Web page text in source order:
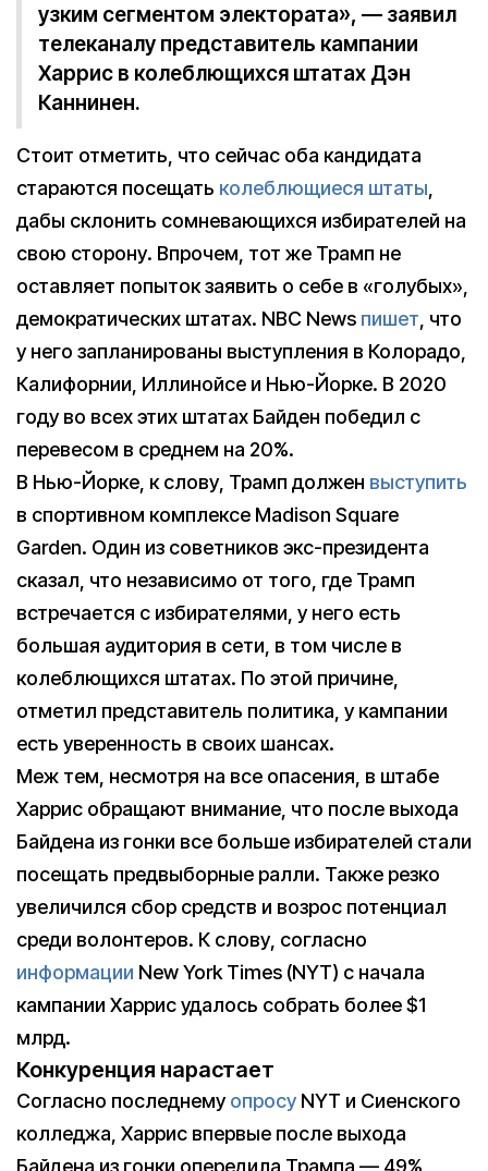
узким сегментом электората», — заявил
телеканалу представитель кампании
Харрис в колеблющихся штатах Дэн
Каннинен.
Стоит отметить, что сейчас оба кандидата
стараются посещать колеблющиеся штаты,
дабы склонить сомневающихся избирателей на
свою сторону. Впрочем, тот же Трамп не
оставляет попыток заявить о себе в «голубых»,
демократических штатах. NBC News пишет, что
у него запланированы выступления в Колорадо,
Калифорнии, Иллинойсе и Нью-Йорке. В 2020
году во всех этих штатах Байден победил с
перевесом в среднем на 20%.
В Нью-Йорке, к слову, Трамп должен выступить
в спортивном комплексе Madison Square
Garden. Один из советников экс-президента
сказал, что независимо от того, где Трамп
встречается с избирателями, у него есть
большая аудитория в сети, в том числе в
колеблющихся штатах. По этой причине,
отметил представитель политика, у кампании
есть уверенность в своих шансах.
Меж тем, несмотря на все опасения, в штабе
Харрис обращают внимание, что после выхода
Байдена из гонки все больше избирателей стали
посещать предвыборные ралли. Также резко
увеличился сбор средств и возрос потенциал
среди волонтеров. К слову, согласно
информации New York Times (NYT) с начала
кампании Харрис удалось собрать более $1
млрд.
Конкуренция нарастает
Согласно последнемуопросу NYT и Сиенского
колледжа, Харрис впервые после выхода